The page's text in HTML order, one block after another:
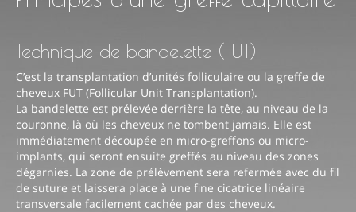
Technique de bandelette (FUT)
C’est la transplantation d’unités folliculaire ou la greffe de
cheveux FUT (Follicular Unit Transplantation).
La bandelette est prélevée derrière la tête, au niveau de la
couronne, là où les cheveux ne tombent jamais. Elle est
immédiatement découpée en micro-greffons ou micro-
implants, qui seront ensuite greffés au niveau des zones
dégarnies. La zone de prélèvement sera refermée avec du fil
de suture et laissera place à une fine cicatrice linéaire
transversale facilement cachée par des cheveux.